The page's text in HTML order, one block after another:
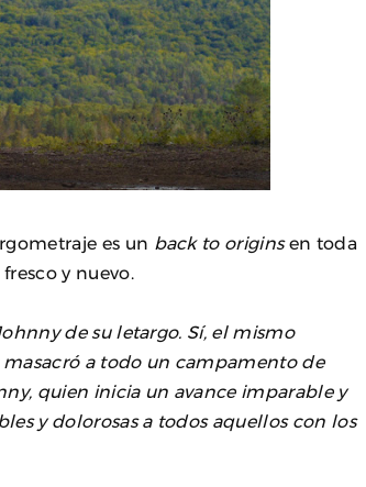
es un back to originsen toda
y nuevo.
de su letargo. Sí, el mismo
a todo un campamento de
quien inicia un avance imparable y
y dolorosas a todos aquellos con los